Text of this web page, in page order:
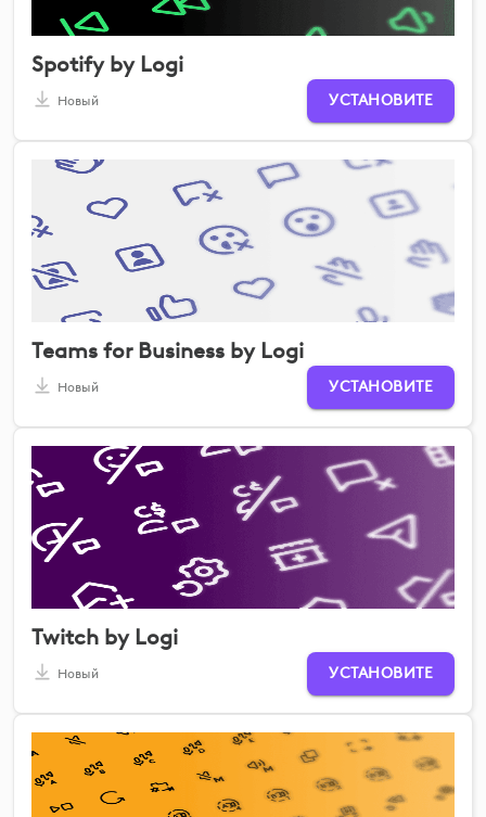
Spotify by Logi
Новый УСТАНОВИТЕ
Teams for Business by Logi
Новый УСТАНОВИТЕ
Twitch by Logi
Новый УСТАНОВИТЕ